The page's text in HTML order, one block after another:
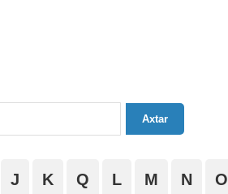
Axtar
J K Q L M N O